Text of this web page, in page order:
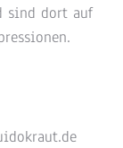
sind dort auf